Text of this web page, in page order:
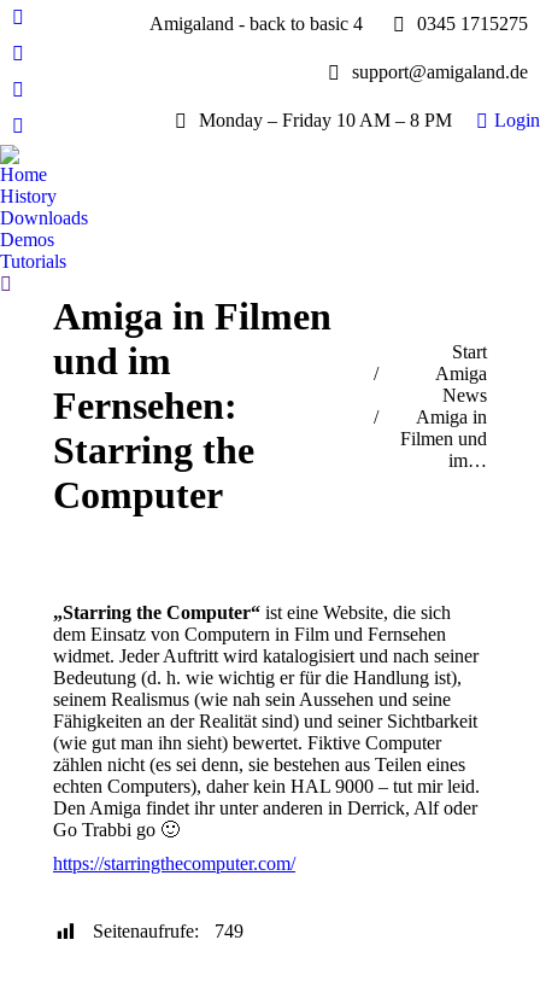
Facebook
page
opens
new
window
YouTube
page
opens
in
new
window
Whatsapp
page
opens
in
new
window
E-
Mail
page
opens
in
new
Amigaland - back to basic 4 0345 1715275
support@amigaland.de
Monday – Friday 10 AM – 8 PM Login
Home
History
Downloads
Demos
Tutorials
Search:
Amiga in Filmen
und im
Fernsehen:
Starring the
Computer
Sie befinden sich hier:
Start
Amiga
News
Amiga in
Filmen und
im…
„Starring the Computer“ ist eine Website, die sich
dem Einsatz von Computern in Film und Fernsehen
widmet. Jeder Auftritt wird katalogisiert und nach seiner
Bedeutung (d. h. wie wichtig er für die Handlung ist),
seinem Realismus (wie nah sein Aussehen und seine
Fähigkeiten an der Realität sind) und seiner Sichtbarkeit
(wie gut man ihn sieht) bewertet. Fiktive Computer
zählen nicht (es sei denn, sie bestehen aus Teilen eines
echten Computers), daher kein HAL 9000 – tut mir leid.
Den Amiga findet ihr unter anderen in Derrick, Alf oder
Go Trabbi go 🙂
https://starringthecomputer.com/
Seitenaufrufe: 749